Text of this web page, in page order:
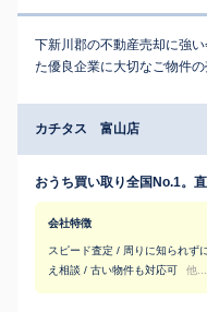
下新川郡の不動産売却に強
た優良企業に大切なご物件
カチタス 富山店
おうち買い取り全国No.1。
会社特徴
スピード査定 / 周りに知られず
え相談 / 古い物件も対応可
他...